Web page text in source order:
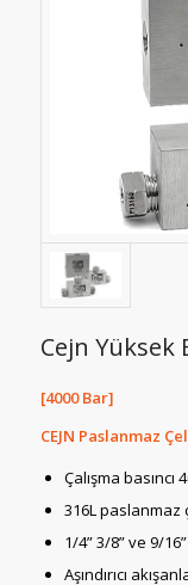
Cejn Yüksek
[4000 Bar]
CEJN Paslanmaz
Çalışma basıncı
316L paslanmaz
1/4” 3/8” ve 9/
Aşındırıcı